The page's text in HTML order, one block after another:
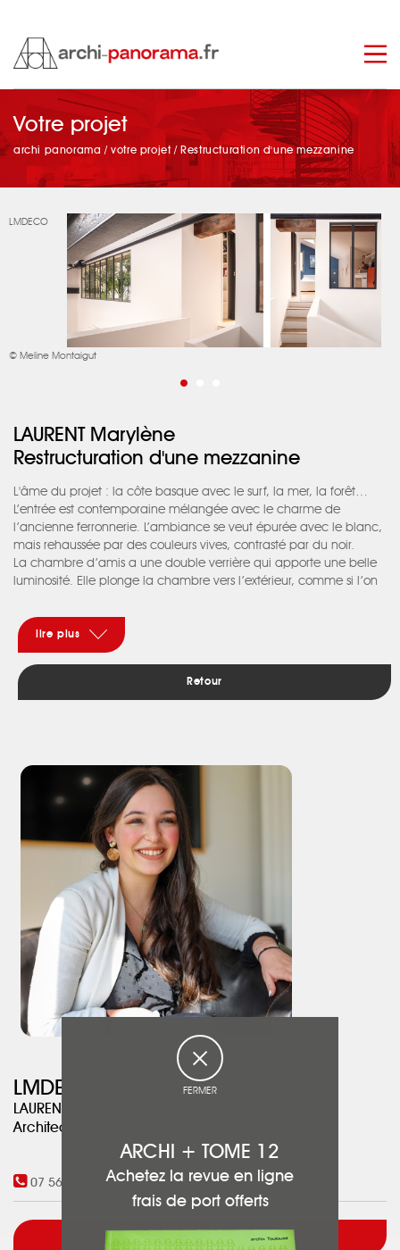
manage_search
Votre projet
archi panorama /votre projet / Restructuration d'une mezzanine
LMDECO
© Meline Montaigut
LAURENT Marylène
Restructuration d'une mezzanine
L'âme du projet : la côte basque avec le surf, la mer, la forêt…
L’entrée est contemporaine mélangée avec le charme de
l’ancienne ferronnerie. L’ambiance se veut épurée avec le blanc,
mais rehaussée par des couleurs vives, contrasté par du noir.
La chambre d’amis a une double verrière qui apporte une belle
luminosité. Elle plonge la chambre vers l’extérieur, comme si l’on
lecture et rangement) accentue le lien vers l’extérieur. Pour les
murs, des couleurs neutres et intemporelles sont relevées d’une
couleur plus pétillante.
a salle de bains, à contrario des autres pièces qui ont une couleur
vive, est douce et aérée. Sur le sol, des carreaux en céramique
rangement sont optimisés. Tous ces éléments contribuent à
donner une ambiance unique et accueillante pour un petit
lire plus
Retour
LMDECO
LAURENT Marylène
Architecte d'intérieur Décoratrice
07 56 93 23 98
Voir l'architecte
FERMER
ARCHI + TOME 12
Achetez la revue en ligne
frais de port offerts